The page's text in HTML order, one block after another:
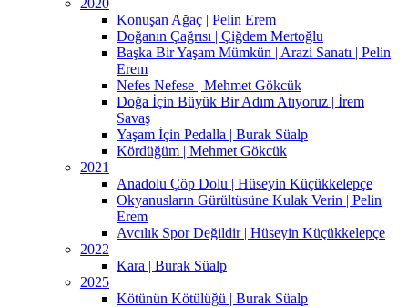
2020
Konuşan Ağaç | Pelin Erem
Doğanın Çağrısı | Çiğdem Mertoğlu
Başka Bir Yaşam Mümkün | Arazi Sanatı | Pelin
Erem
Nefes Nefese | Mehmet Gökcük
Doğa İçin Büyük Bir Adım Atıyoruz | İrem
Savaş
Yaşam İçin Pedalla | Burak Süalp
Kördüğüm | Mehmet Gökcük
2021
Anadolu Çöp Dolu | Hüseyin Küçükkelepçe
Okyanusların Gürültüsüne Kulak Verin | Pelin
Erem
Avcılık Spor Değildir | Hüseyin Küçükkelepçe
2022
Kara | Burak Süalp
2025
Kötünün Kötülüğü | Burak Süalp